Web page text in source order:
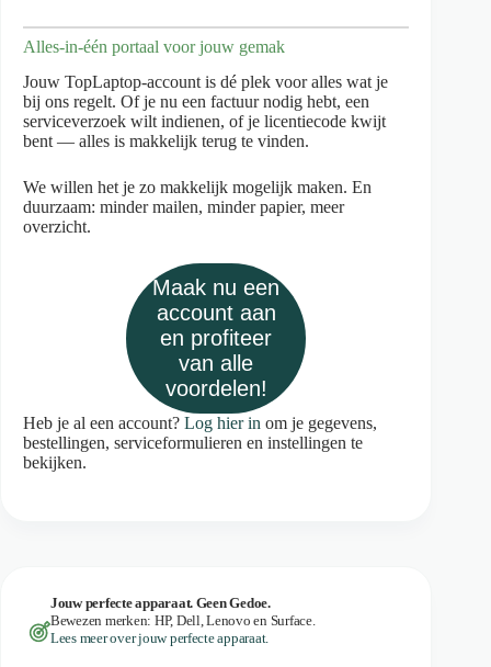
Alles-in-één portaal voor jouw gemak
Jouw TopLaptop-account is dé plek voor alles wat je
bij ons regelt. Of je nu een factuur nodig hebt, een
serviceverzoek wilt indienen, of je licentiecode kwijt
bent — alles is makkelijk terug te vinden.
We willen het je zo makkelijk mogelijk maken. En
duurzaam: minder mailen, minder papier, meer
overzicht.
Maak nu een
account aan
en profiteer
van alle
voordelen!
Heb je al een account? Log hier in om je gegevens,
bestellingen, serviceformulieren en instellingen te
bekijken.
Jouw perfecte apparaat. Geen Gedoe.
Bewezen merken: HP, Dell, Lenovo en Surface.
Lees meer over jouw perfecte apparaat.